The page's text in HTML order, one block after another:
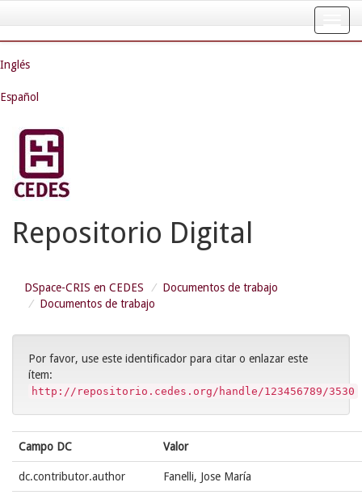
navigation
Inglés
Español
Repositorio Digital
DSpace-CRIS en CEDES
Documentos de trabajo
Documentos de trabajo
Por favor, use este identificador para citar o enlazar este
ítem:
http://repositorio.cedes.org/handle/123456789/3530
Campo DC Valor
dc.contributor.author Fanelli, Jose María